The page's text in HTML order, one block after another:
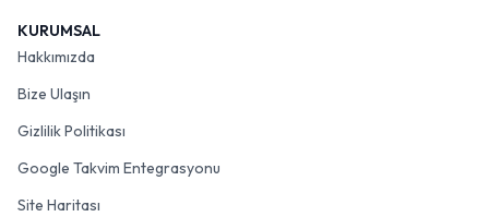
KURUMSAL
Hakkımızda
Bize Ulaşın
Gizlilik Politikası
Google Takvim Entegrasyonu
Site Haritası